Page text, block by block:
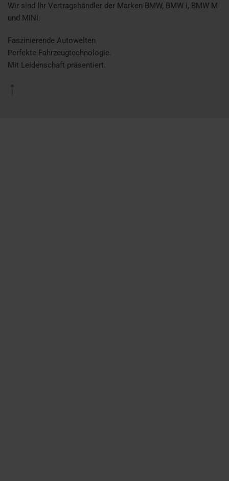
Wir sind Ihr Vertragshändler der Marken BMW, BMW i, BMW M
und MINI.
Faszinierende Autowelten
Perfekte Fahrzeugtechnologie.
Mit Leidenschaft präsentiert.